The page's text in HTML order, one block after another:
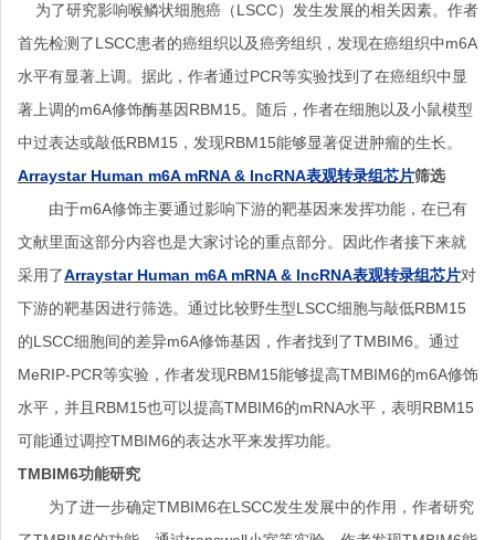
为了研究影响喉鳞状细胞癌（LSCC）发生发展的相关因素。作者
首先检测了LSCC患者的癌组织以及癌旁组织，发现在癌组织中m6A
水平有显著上调。据此，作者通过PCR等实验找到了在癌组织中显
著上调的m6A修饰酶基因RBM15。随后，作者在细胞以及小鼠模型
中过表达或敲低RBM15，发现RBM15能够显著促进肿瘤的生长。
Arraystar Human m6A mRNA & lncRNA表观转录组芯片筛选
由于m6A修饰主要通过影响下游的靶基因来发挥功能，在已有
文献里面这部分内容也是大家讨论的重点部分。因此作者接下来就
采用了Arraystar Human m6A mRNA & lncRNA表观转录组芯片对
下游的靶基因进行筛选。通过比较野生型LSCC细胞与敲低RBM15
的LSCC细胞间的差异m6A修饰基因，作者找到了TMBIM6。通过
MeRIP-PCR等实验，作者发现RBM15能够提高TMBIM6的m6A修饰
水平，并且RBM15也可以提高TMBIM6的mRNA水平，表明RBM15
可能通过调控TMBIM6的表达水平来发挥功能。
TMBIM6功能研究
为了进一步确定TMBIM6在LSCC发生发展中的作用，作者研究